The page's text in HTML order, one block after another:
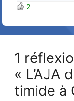
2
1
« L’AJA
timide à